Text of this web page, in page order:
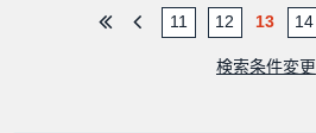
11 12 13 14
検索条件変更